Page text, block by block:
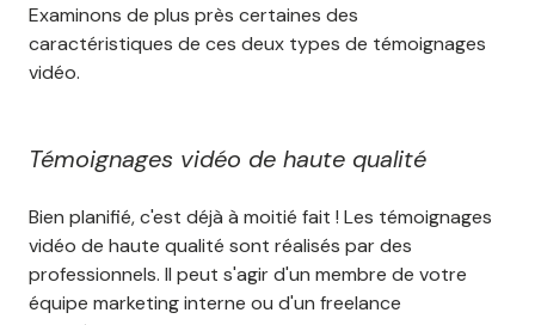
Examinons de plus près certaines des
caractéristiques de ces deux types de témoignages
vidéo.
Témoignages vidéo de haute qualité
Bien planifié, c'est déjà à moitié fait ! Les témoignages
vidéo de haute qualité sont réalisés par des
professionnels. Il peut s'agir d'un membre de votre
équipe marketing interne ou d'un freelance